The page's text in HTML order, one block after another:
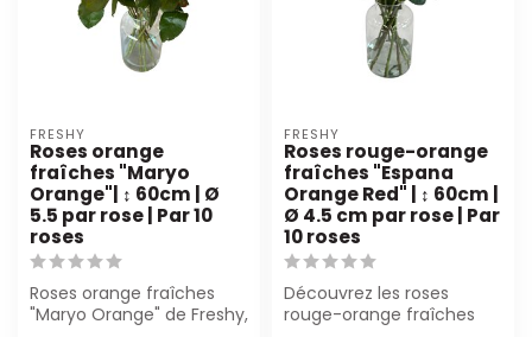
FRESHY
Roses orange
fraîches "Maryo
Orange"| ↕ 60cm | Ø
5.5 par rose | Par 10
roses
Roses orange fraîches
"Maryo Orange" de Freshy,
FRESHY
Roses rouge-orange
fraîches "Espana
Orange Red" | ↕ 60cm |
Ø 4.5 cm par rose | Par
10 roses
Découvrez les roses
rouge-orange fraîches